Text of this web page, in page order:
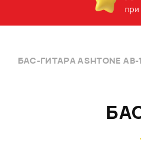
БАС-ГИТАРА ASHTONE AB-